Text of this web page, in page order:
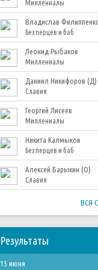
Миллениалы
Владислав
Без перцев и баб
Леонид Рыбаков
Миллениалы
Даниил Никифоров (Д)
Славия
Георгий Лисеев
Миллениалы
Никита Калмыков
Без перцев и баб
Алексей Барыкин (О)
Славия
ВСЯ
Результаты
15 июня